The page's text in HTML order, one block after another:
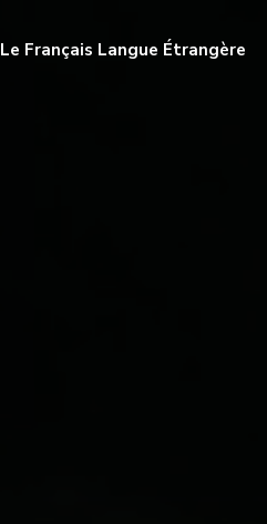
Le Français Langue Étrangère